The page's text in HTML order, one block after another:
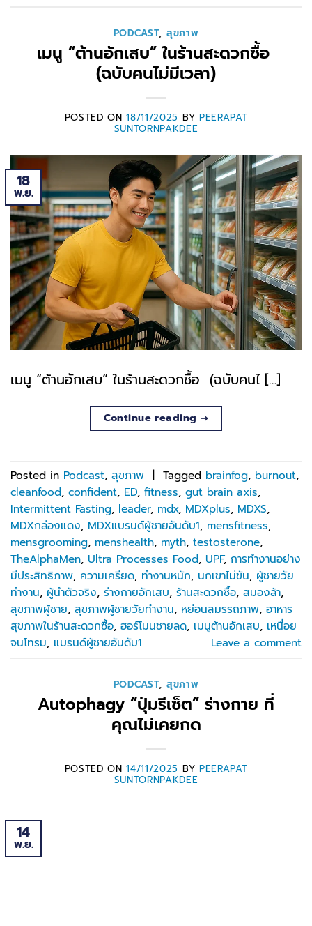
PODCAST, สุขภาพ
เมนู “ต้านอักเสบ” ในร้านสะดวกซื้อ
(ฉบับคนไม่มีเวลา)
POSTED ON18/11/2025 BY PEERAPAT
SUNTORNPAKDEE
18
พ.ย.
เมนู “ต้านอักเสบ” ในร้านสะดวกซื้อ (ฉบับคนไ […]
Continue reading →
Posted in Podcast, สุขภาพ | Tagged brainfog, burnout,
cleanfood, confident, ED, fitness, gut brain axis,
Intermittent Fasting, leader, mdx, MDXplus, MDXS,
MDXกล่องแดง, MDXแบรนด์ผู้ชายอันดับ1, mensfitness,
mensgrooming, menshealth, myth, testosterone,
TheAlphaMen, Ultra Processes Food, UPF, การทำงานอย่าง
มีประสิทธิภาพ, ความเครียด, ทำงานหนัก, นกเขาไม่ขัน, ผู้ชายวัย
ทำงาน, ผู้นำตัวจริง, ร่างกายอักเสบ, ร้านสะดวกซื้อ, สมองล้า,
สุขภาพผู้ชาย, สุขภาพผู้ชายวัยทำงาน, หย่อนสมรรถภาพ, อาหาร
สุขภาพในร้านสะดวกซื้อ, ฮอร์โมนชายลด, เมนูต้านอักเสบ, เหนื่อย
จนโทรม, แบรนด์ผู้ชายอันดับ1 Leave a comment
PODCAST, สุขภาพ
Autophagy “ปุ่มรีเซ็ต” ร่างกาย ที่
คุณไม่เคยกด
POSTED ON14/11/2025 BY PEERAPAT
SUNTORNPAKDEE
14
พ.ย.